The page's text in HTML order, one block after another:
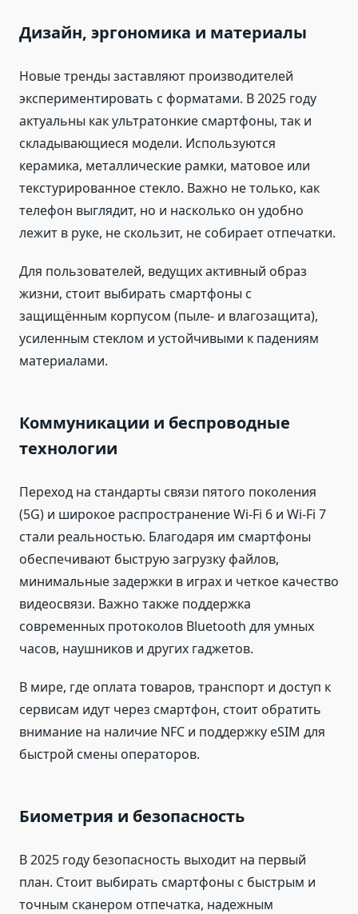
Дизайн, эргономика и материалы
Новые тренды заставляют производителей
экспериментировать с форматами. В 2025 году
актуальны как ультратонкие смартфоны, так и
складывающиеся модели. Используются
керамика, металлические рамки, матовое или
текстурированное стекло. Важно не только, как
телефон выглядит, но и насколько он удобно
лежит в руке, не скользит, не собирает отпечатки.
Для пользователей, ведущих активный образ
жизни, стоит выбирать смартфоны с
защищённым корпусом (пыле- и влагозащита),
усиленным стеклом и устойчивыми к падениям
материалами.
Коммуникации и беспроводные
технологии
Переход на стандарты связи пятого поколения
(5G) и широкое распространение Wi-Fi 6 и Wi-Fi 7
стали реальностью. Благодаря им смартфоны
обеспечивают быструю загрузку файлов,
минимальные задержки в играх и четкое качество
видеосвязи. Важно также поддержка
современных протоколов Bluetooth для умных
часов, наушников и других гаджетов.
В мире, где оплата товаров, транспорт и доступ к
сервисам идут через смартфон, стоит обратить
внимание на наличие NFC и поддержку eSIM для
быстрой смены операторов.
Биометрия и безопасность
В 2025 году безопасность выходит на первый
план. Стоит выбирать смартфоны с быстрым и
точным сканером отпечатка, надежным